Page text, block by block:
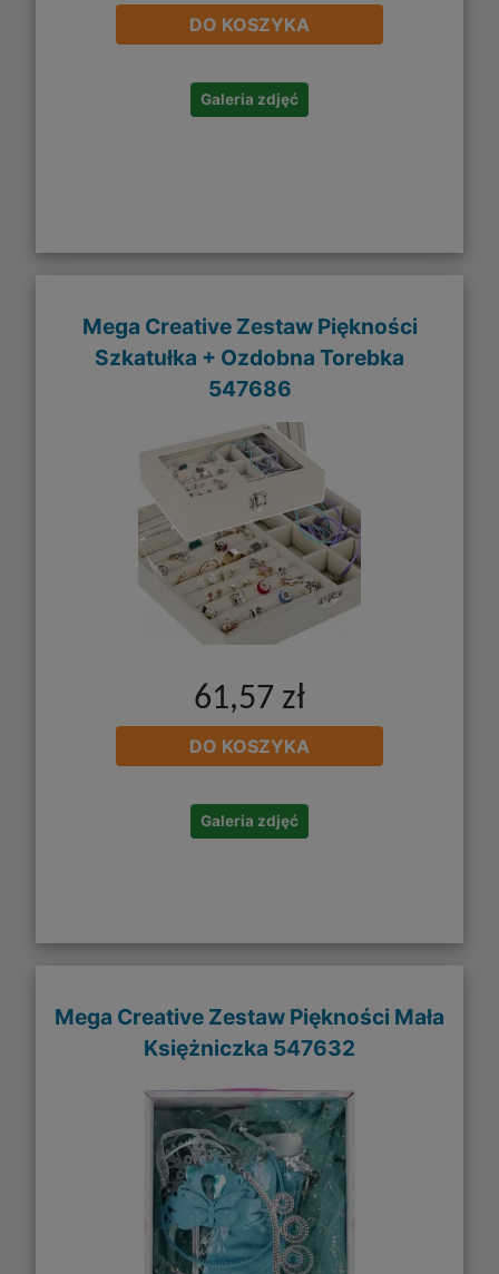
DO KOSZYKA
Galeria zdjęć
Mega Creative Zestaw Piękności
Szkatułka + Ozdobna Torebka
547686
61,57 zł
DO KOSZYKA
Galeria zdjęć
Mega Creative Zestaw Piękności Mała
Księżniczka 547632